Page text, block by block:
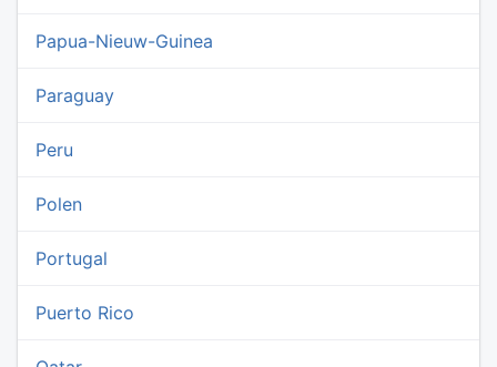
Papua-Nieuw-Guinea
Paraguay
Peru
Polen
Portugal
Puerto Rico